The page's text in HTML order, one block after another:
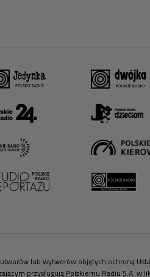
lub wytworów objętych ochroną
przysługują Polskiemu Radiu S.A.